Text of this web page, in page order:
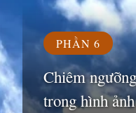
PHẦN 6
Chiêm
trong hình